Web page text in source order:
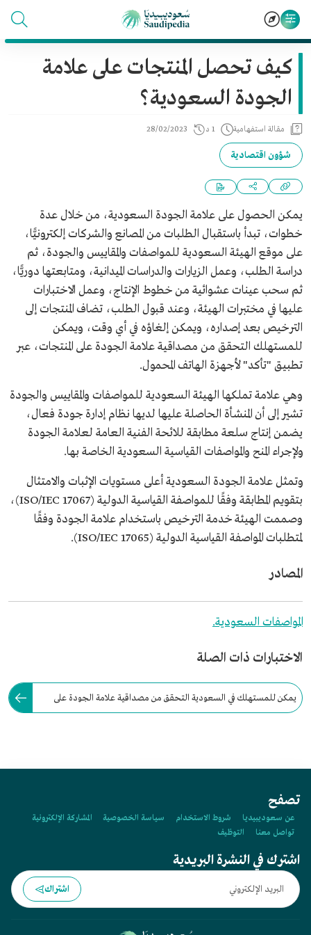
كيف تحصل المنتجات على علامة
الجودة السعودية؟
مقالة استفهامية 1 د 28/02/2023
شؤون اقتصادية
يمكن الحصول على علامة الجودة السعودية، من خلال عدة
خطوات، تبدأ باستقبال الطلبات من المصانع والشركات إلكترونيًّا،
على موقع الهيئة السعودية للمواصفات والمقاييس والجودة، ثم
دراسة الطلب، وعمل الزيارات والدراسات الميدانية، ومتابعتها دوريًّا،
ثم سحب عينات عشوائية من خطوط الإنتاج، وعمل الاختبارات
عليها في مختبرات الهيئة، وعند قبول الطلب، تضاف المنتجات إلى
الترخيص بعد إصداره، ويمكن إلغاؤه في أي وقت، ويمكن
للمستهلك التحقق من مصداقية علامة الجودة على المنتجات، عبر
تطبيق "تأكد" لأجهزة الهاتف المحمول.
وهي علامة تملكها الهيئة السعودية للمواصفات والمقاييس والجودة
تشير إلى أن المنشأة الحاصلة عليها لديها نظام إدارة جودة فعال،
يضمن إنتاج سلعة مطابقة للائحة الفنية العامة لعلامة الجودة
ولإجراء المنح والمواصفات القياسية السعودية الخاصة بها.
وتمثل علامة الجودة السعودية أعلى مستويات الإثبات والامتثال
بتقويم المطابقة وفقًا للمواصفة القياسية الدولية (ISO/IEC 17067)،
وصممت الهيئة خدمة الترخيص باستخدام علامة الجودة وفقًا
لمتطلبات المواصفة القياسية الدولية (ISO/IEC 17065).
المصادر
المواصفات السعودية.
الاختبارات ذات الصلة
يمكن للمستهلك في السعودية التحقق من مصداقية علامة الجودة على
تصفح
عن سعوديبيديا شروط الاستخدام سياسة الخصوصية
المشاركة الإلكترونية
تواصل معنا
التوظيف
اشترك في النشرة البريدية
اشتراك